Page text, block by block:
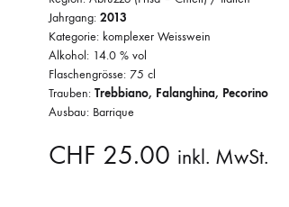
Jahrgang: 2013
Kategorie: komplexer Weisswein
Alkohol: 14.0 % vol
Flaschengrösse: 75 cl
Trauben: Trebbiano, Falanghina, Pecorino
Ausbau: Barrique
CHF 25.00 inkl. MwSt.